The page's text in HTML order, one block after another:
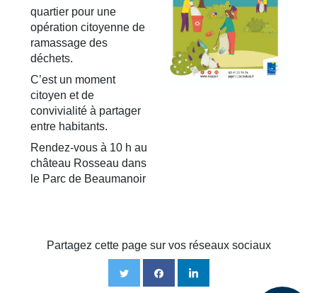
quartier pour une
opération citoyenne de
ramassage des
déchets.
C’est un moment
citoyen et de
convivialité à partager
entre habitants.
Rendez-vous à 10 h au
château Rosseau dans
le Parc de Beaumanoir
Partagez cette page sur vos réseaux sociaux